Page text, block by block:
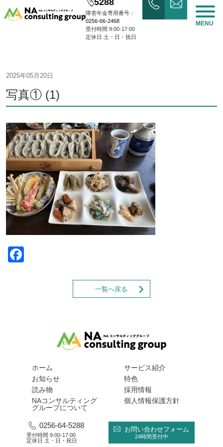
障害年金専用番号：
0256-66-2468
受付時間 9:00-17:00
定休日 土・日・祝日
MENU
2025年05月20日
写真① (1)
一覧へ戻る
ホーム
お知らせ
読み物
NAコンサルティング
グループについて
サービス紹介
特色
採用情報
個人情報保護方針
0256-64-5288
受付時間 9:00-17:00
定休日 土・日・祝日
お問い合わせフォーム
24時間受付中